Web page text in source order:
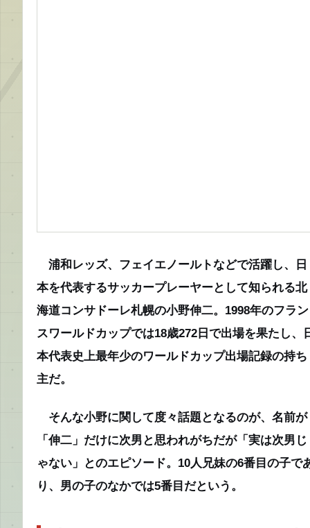
浦和レッズ、フェイエノールトなどで活躍し、日
本を代表するサッカープレーヤーとして知られる北
海道コンサドーレ札幌の小野伸二。1998年のフラン
スワールドカップでは18歳272日で出場を果たし、
本代表史上最年少のワールドカップ出場記録の持ち
主だ。
そんな小野に関して度々話題となるのが、名前が
「伸二」だけに次男と思われがちだが「実は次男じ
ゃない」とのエピソード。10人兄妹の6番目の子で
り、男の子のなかでは5番目だという。